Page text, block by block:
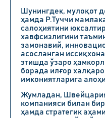
Шунингдек, мулоқот
ҳамда Р.Туччи
салоҳиятини
хавфсизлигини
замонавий,
асосланган
этишда ўзаро
борада илғор
имкониятларига
Жумладан,
компанияси билан
ҳамда стратегик